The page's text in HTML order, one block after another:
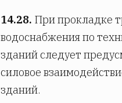
14.28. При прокладке
водоснабжения по
зданий следует
силовое
зданий.